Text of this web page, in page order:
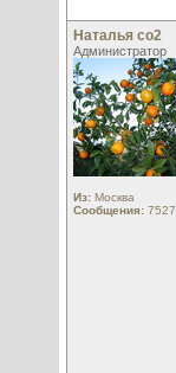
Наталья со2
Администратор
Из: Москва
Сообщения: 7527